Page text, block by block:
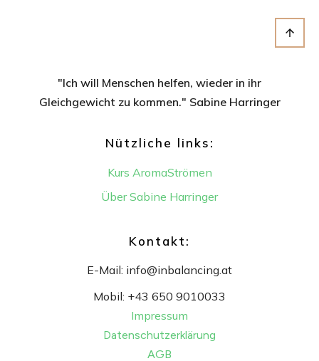
"Ich will Menschen helfen, wieder in ihr
Gleichgewicht zu kommen." Sabine Harringer
Nützliche links:
Kurs AromaStrömen
Über Sabine Harringer
Kontakt:
E-Mail: info@inbalancing.at
Mobil: +43 650 9010033
Impressum
Datenschutzerklärung
AGB